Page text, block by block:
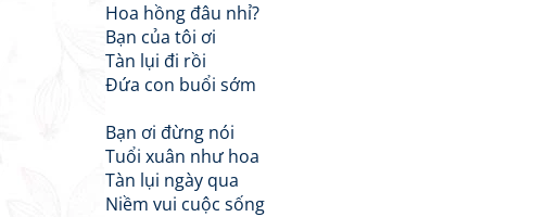
Hoa hồng đâu nhỉ?
Bạn của tôi ơi
Tàn lụi đi rồi
Đứa con buổi sớm
Bạn ơi đừng nói
Tuổi xuân như hoa
Tàn lụi ngày qua
Niềm vui cuộc sống